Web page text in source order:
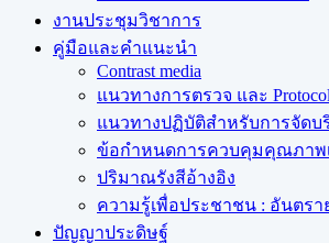
งานประชุมวิชาการ
คู่มือและคำแนะนำ
Contrast media
แนวทางการตรวจ และ Protocol
แนวทางปฏิบัติสำหรับการจัดบ
ข้อกำหนดการควบคุมคุณภาพเ
ปริมาณรังสีอ้างอิง
ความรู้เพื่อประชาชน : อันตรา
ปัญญาประดิษฐ์